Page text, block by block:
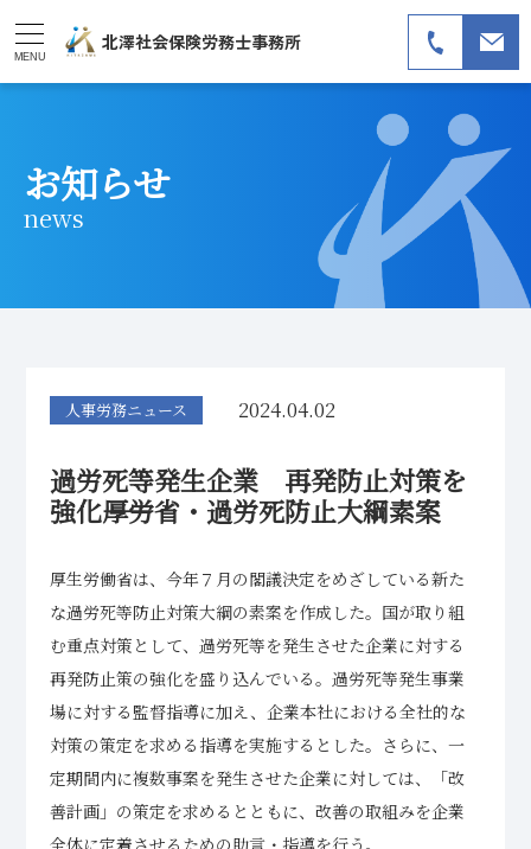
MENU
北澤社会保険労務士事務所
お知らせ
news
人事労務ニュース 2024.04.02
過労死等発生企業 再発防止対策を
強化――厚労省・過労死防止大綱素案
厚生労働省は、今年７月の閣議決定をめざしている新た
な過労死等防止対策大綱の素案を作成した。国が取り組
む重点対策として、過労死等を発生させた企業に対する
再発防止策の強化を盛り込んでいる。過労死等発生事業
場に対する監督指導に加え、企業本社における全社的な
対策の策定を求める指導を実施するとした。さらに、一
定期間内に複数事案を発生させた企業に対しては、「改
善計画」の策定を求めるとともに、改善の取組みを企業
全体に定着させるための助言・指導を行う。